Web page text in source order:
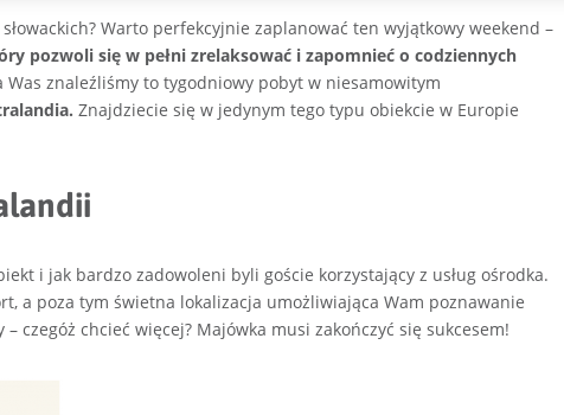
Warto perfekcyjnie zaplanować ten wyjątkowy weekend –
pozwoli się w pełni zrelaksować i zapomnieć o codziennych
Was znaleźliśmy to tygodniowy pobyt w niesamowitym
Znajdziecie się w jedynym tego typu obiekcie w Europie
i jak bardzo zadowoleni byli goście korzystający z usług ośrodka.
a poza tym świetna lokalizacja umożliwiająca Wam poznawanie
czegóż chcieć więcej? Majówka musi zakończyć się sukcesem!